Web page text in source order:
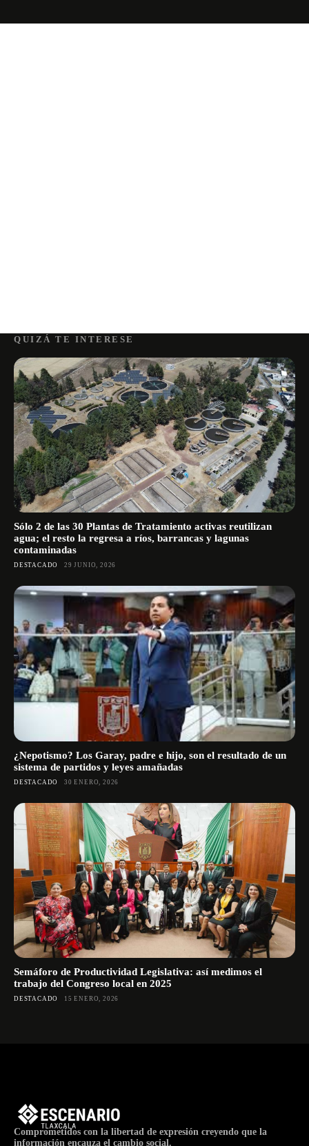
QUIZÁ TE INTERESE
Sólo 2 de las 30 Plantas de Tratamiento activas reutilizan
agua; el resto la regresa a ríos, barrancas y lagunas
contaminadas
DESTACADO 29 JUNIO, 2026
¿Nepotismo? Los Garay, padre e hijo, son el resultado de un
sistema de partidos y leyes amañadas
DESTACADO 30 ENERO, 2026
Semáforo de Productividad Legislativa: así medimos el
trabajo del Congreso local en 2025
DESTACADO 15 ENERO, 2026
Comprometidos con la libertad de expresión creyendo que la
información encauza el cambio social.